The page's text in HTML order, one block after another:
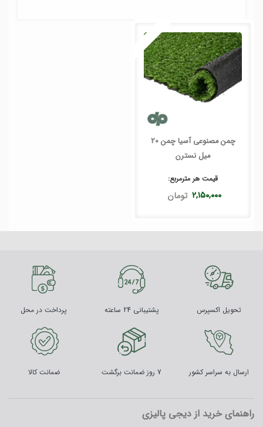
چمن مصنوعی آسیا چمن 20
میل نسترن
قیمت هر مترمربع:
۲,۱۵۰,۰۰۰ تومان
تحویل اکسپرس پشتیبانی 24 ساعته پرداخت در محل
ارسال به سراسر کشور 7 روز ضمانت برگشت ضمانت کالا
راهنمای خرید از دیجی پالیزی